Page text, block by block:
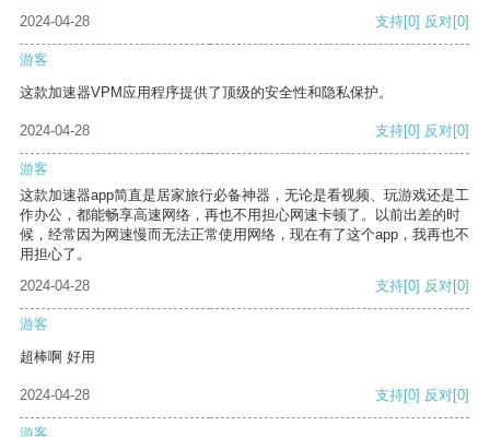
2024-04-28
支持[0] 反对[0]
游客
这款加速器VPM应用程序提供了顶级的安全性和隐私保护。
2024-04-28 支持[0] 反对[0]
游客
这款加速器app简直是居家旅行必备神器，无论是看视频、玩游戏还是工
作办公，都能畅享高速网络，再也不用担心网速卡顿了。以前出差的时
候，经常因为网速慢而无法正常使用网络，现在有了这个app，我再也不
用担心了。
2024-04-28
支持[0] 反对[0]
游客
超棒啊 好用
2024-04-28 支持[0] 反对[0]
游客